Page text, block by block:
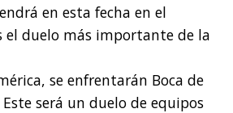
en esta fecha en el
el duelo más importante de la
se enfrentarán Boca de
Este será un duelo de equipos